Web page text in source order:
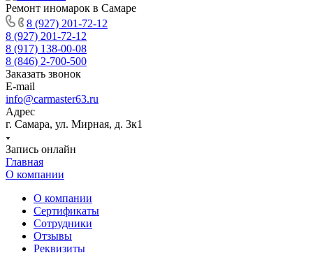
Ремонт иномарок в Самаре
8 (927) 201-72-12
8 (927) 201-72-12
8 (917) 138-00-08
8 (846) 2-700-500
Заказать звонок
E-mail
info@carmaster63.ru
Адрес
г. Самара, ул. Мирная, д. 3к1
Запись онлайн
Главная
О компании
О компании
Сертификаты
Сотрудники
Отзывы
Реквизиты